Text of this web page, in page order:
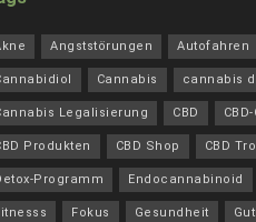
Angststörungen Autofahren
Cannabis cannabis
Legalisierung CBD CBD-
Produkten CBD Shop CBD
Programm Endocannabinoid
Fokus Gesundheit